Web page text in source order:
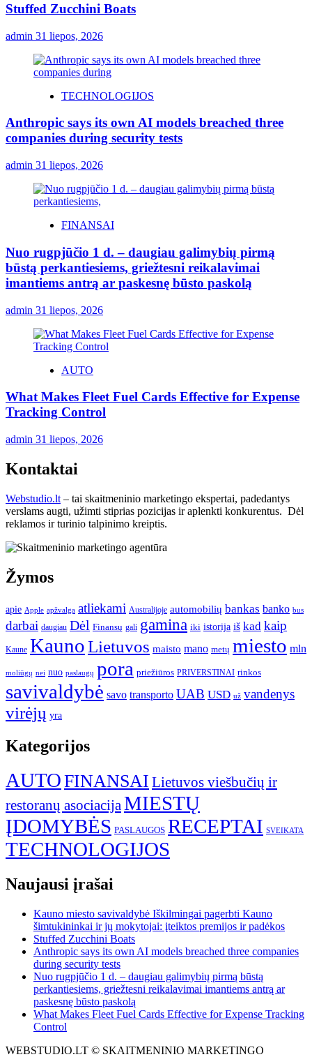
Stuffed Zucchini Boats
admin 31 liepos, 2026
TECHNOLOGIJOS
Anthropic says its own AI models breached three
companies during security tests
admin 31 liepos, 2026
FINANSAI
Nuo rugpjūčio 1 d. – daugiau galimybių pirmą
būstą perkantiesiems, griežtesni reikalavimai
imantiems antrą ar paskesnę būsto paskolą
admin 31 liepos, 2026
AUTO
What Makes Fleet Fuel Cards Effective for Expense
Tracking Control
admin 31 liepos, 2026
Kontaktai
Webstudio.lt – tai skaitmeninio marketingo ekspertai, padedantys
verslams augti, užimti stiprias pozicijas ir aplenkti konkurentus. Dėl
reklamos ir turinio talpinimo kreiptis.
Žymos
apie Apple apžvalga atliekami Australijoje automobilių bankas banko bus
darbai daugiau Dėl Finansų gali gamina iki istorija iš kad kaip
Kaune KaunoLietuvos maisto mano metų miesto mln
moliūgų nei nuo paslaugų pora priežiūros PRIVERSTINAI rinkos
savivaldybė savo transporto UAB USD už vandenys
virėjų yra
Kategorijos
AUTOFINANSAI Lietuvos viešbučių ir
restoranų asociacijaMIESTŲ
ĮDOMYBĖS PASLAUGOS RECEPTAI SVEIKATA
TECHNOLOGIJOS
Naujausi įrašai
Kauno miesto savivaldybė Iškilmingai pagerbti Kauno
šimtukininkai ir jų mokytojai: įteiktos premijos ir padėkos
Stuffed Zucchini Boats
Anthropic says its own AI models breached three companies
during security tests
Nuo rugpjūčio 1 d. – daugiau galimybių pirmą būstą
perkantiesiems, griežtesni reikalavimai imantiems antrą ar
paskesnę būsto paskolą
What Makes Fleet Fuel Cards Effective for Expense Tracking
Control
WEBSTUDIO.LT © SKAITMENINIO MARKETINGO